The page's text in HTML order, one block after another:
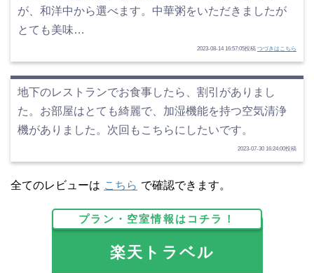
が、和洋中から選べます。中華粥をいただきましたが
とても美味…
2023-08-14 16:57:05投稿 つづきはこちら
地下のレストランでお食事したら、割引がありまし
た。お部屋はとても綺麗で、加湿機能を持つ空気清浄
機がありました。次回もこちらにしたいです。
2023-07-30 16:24:00投稿
全てのレビューは こちら で確認できます。
プラン・空室情報はコチラ！
楽天トラベル